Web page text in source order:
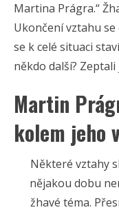
Martina Prágra.“
Ukončení vztahu
se k celé situaci
někdo další?
Martin
kolem jeho
Některé vztahy
nějakou dobu
žhavé téma.